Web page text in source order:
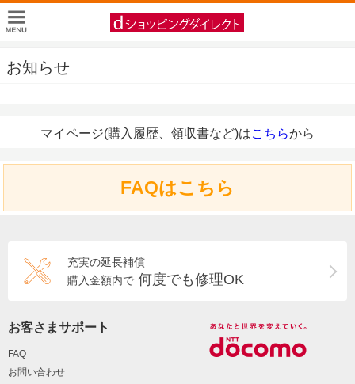
お知らせ
マイページ(購入履歴、領収書など)はこちらから
FAQはこちら
充実の延長補償
購入金額内で 何度でも修理OK
お客さまサポート
FAQ
お問い合わせ